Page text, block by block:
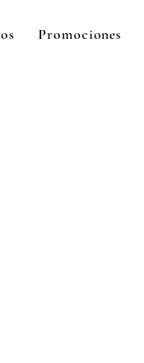
Promociones